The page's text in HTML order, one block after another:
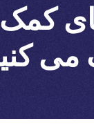
کمک
می